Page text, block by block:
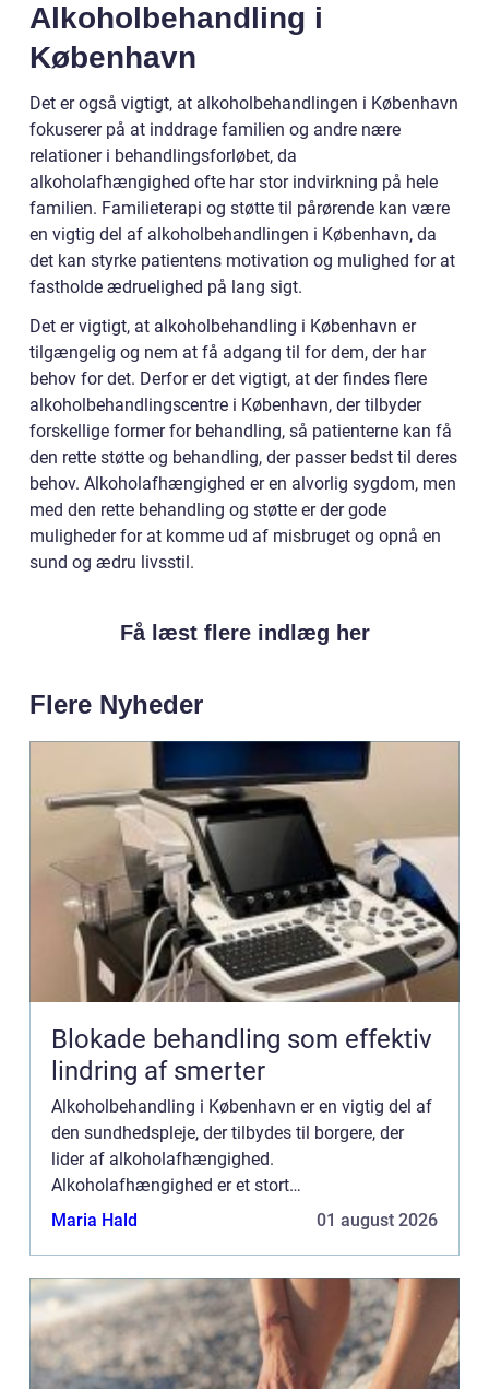
Alkoholbehandling i
København
Det er også vigtigt, at alkoholbehandlingen i København
fokuserer på at inddrage familien og andre nære
relationer i behandlingsforløbet, da
alkoholafhængighed ofte har stor indvirkning på hele
familien. Familieterapi og støtte til pårørende kan være
en vigtig del af alkoholbehandlingen i København, da
det kan styrke patientens motivation og mulighed for at
fastholde ædruelighed på lang sigt.
Det er vigtigt, at alkoholbehandling i København er
tilgængelig og nem at få adgang til for dem, der har
behov for det. Derfor er det vigtigt, at der findes flere
alkoholbehandlingscentre i København, der tilbyder
forskellige former for behandling, så patienterne kan få
den rette støtte og behandling, der passer bedst til deres
behov. Alkoholafhængighed er en alvorlig sygdom, men
med den rette behandling og støtte er der gode
muligheder for at komme ud af misbruget og opnå en
sund og ædru livsstil.
Få læst flere indlæg her
Flere Nyheder
Blokade behandling som effektiv
lindring af smerter
Alkoholbehandling i København er en vigtig del af
den sundhedspleje, der tilbydes til borgere, der
lider af alkoholafhængighed.
Alkoholafhængighed er et stort
samfundsproblem, der påvirker både den enkelte
Maria Hald 01 august 2026